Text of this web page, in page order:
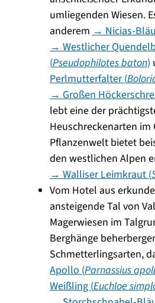
umliegenden Wiesen.
anderem → Nicias-
→ Westlicher
(Pseudophilotes baton)
Perlmutterfalter (
→ Großen
lebt eine der
Heuschreckenarten im
Pflanzenwelt bietet
den westlichen Alpen
→ Walliser Leimkraut (
Vom Hotel aus
ansteigende Tal von
Magerwiesen im
Berghänge
Schmetterlingsarten,
Apollo (Parnassius
Weißling (Euchloe